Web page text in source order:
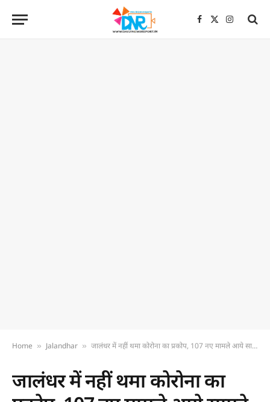
Facebook
X
Home » Jalandhar » जालंधर में नहीं थमा कोरोना का प्रकोप, 107 नए मामले आये सामने, 3 मरीजों की मौत
जालंधर में नहीं थमा कोरोना का